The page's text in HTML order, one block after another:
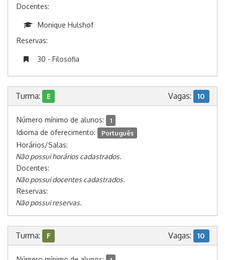
Docentes:
Monique Hulshof
Reservas:
30 - Filosofia
Turma: E Vagas: 10
Número mínimo de alunos: 1
Idioma de oferecimento: Português
Horários/Salas:
Não possui horários cadastrados.
Docentes:
Não possui docentes cadastrados.
Reservas:
Não possui reservas.
Turma: F Vagas: 10